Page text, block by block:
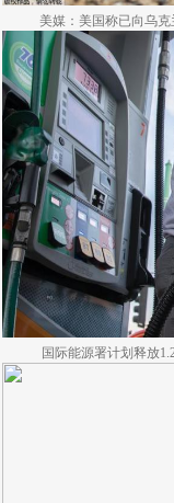
美媒：美国称已向乌
国际能源署计划释放